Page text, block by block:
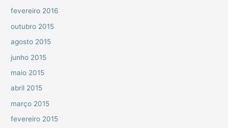
fevereiro 2016
outubro 2015
agosto 2015
junho 2015
maio 2015
abril 2015
março 2015
fevereiro 2015